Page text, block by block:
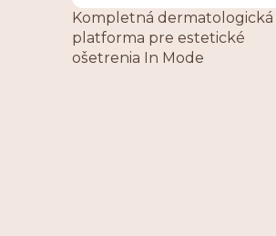
Kompletná dermatologická
platforma pre estetické
ošetrenia In Mode